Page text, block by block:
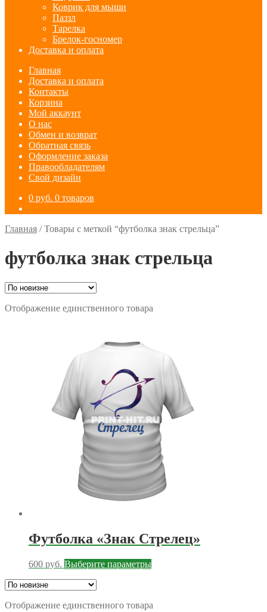
Коврик для мыши
Паззл
Тарелка
Брелок-госномер
Доставка и оплата
Главная
Доставка и оплата
Контакты
Корзина
Мой аккаунт
О нас
Обмен и возврат
Обратная связь
Оформление заказа
Правообладателям
Свой дизайн
0 руб. 0 товаров
Главная /Товары с меткой “футболка знак стрельца”
футболка знак стрельца
Отображение единственного товара
Футболка «Знак Стрелец»
600 руб. Выберите параметрыЭтот
вариаций.
Отображение единственного товара